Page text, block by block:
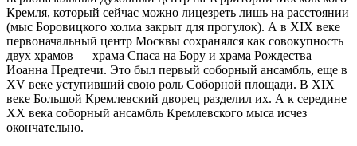
Кремля, который сейчас можно лицезреть лишь на расстоянии
(мыс Боровицкого холма закрыт для прогулок). А в XIX веке
первоначальный центр Москвы сохранялся как совокупность
двух храмов — храма Спаса на Бору и храма Рождества
Иоанна Предтечи. Это был первый соборный ансамбль, еще в
XV веке уступивший свою роль Соборной площади. В XIX
веке Большой Кремлевский дворец разделил их. А к середине
XX века соборный ансамбль Кремлевского мыса исчез
окончательно.